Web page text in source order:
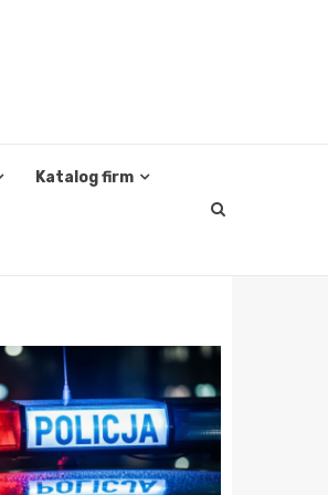
Katalog firm